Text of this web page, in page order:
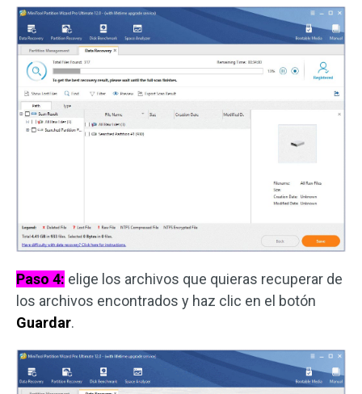
Paso 4: elige los archivos que quieras recuperar de
los archivos encontrados y haz clic en el botón
Guardar.